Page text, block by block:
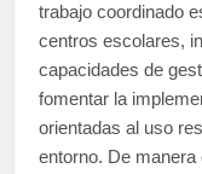
trabajo coordinado
centros escolares,
capacidades de
fomentar la
orientadas al uso
entorno. De